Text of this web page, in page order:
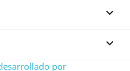


por